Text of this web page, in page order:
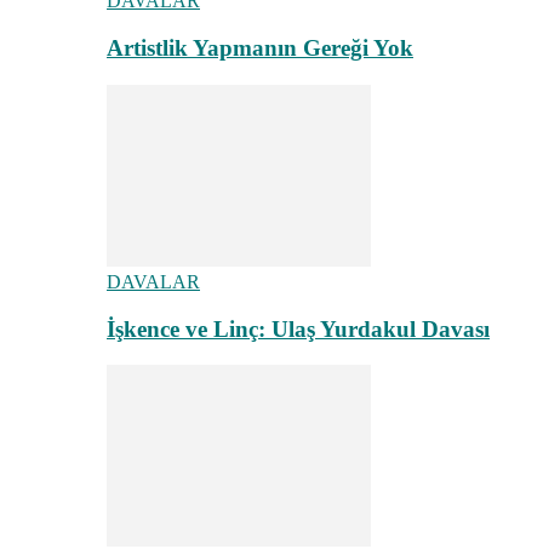
Artistlik Yapmanın Gereği Yok
DAVALAR
İşkence ve Linç: Ulaş Yurdakul Davası